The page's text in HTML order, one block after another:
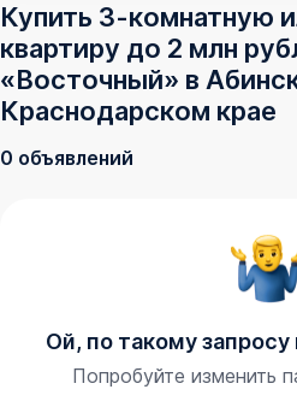
Купить 3-комнатную
квартиру до 2 млн
«Восточный» в
Краснодарском крае
0 объявлений
Ой, по такому запросу
Попробуйте изменить